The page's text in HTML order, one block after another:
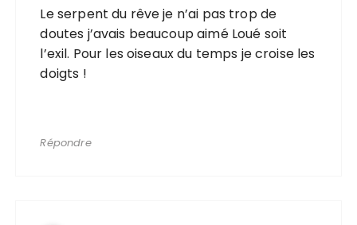
Le serpent du rêve je n’ai pas trop de
doutes j’avais beaucoup aimé Loué soit
l’exil. Pour les oiseaux du temps je croise les
doigts !
Répondre